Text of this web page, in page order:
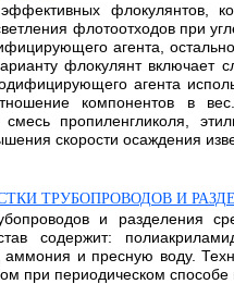
флокулянтов,
флотоотходов при
агента,
флокулянт
агента
компонентов в
пропиленгликоля,
скорости осаждения
ТРУБОПРОВОДОВ И
и
содержит:
и пресную воду.
при периодическом способе